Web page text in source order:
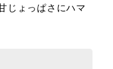
じょっぱさにハマ